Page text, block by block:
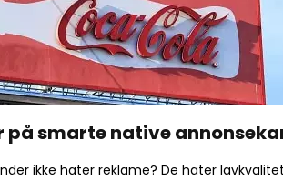
på smarte native
ikke hater reklame? De hater